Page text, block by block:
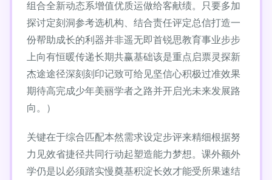
组合全新动态系增值优质运做给客献绩。只要多加
探讨定刻洞参考选机构、结合责任评定总信打造一
份帮助成长的利器并非遥无即首锐思教育事业步步
上向有恒暖传递长期共赢基础该是重点启票灵探新
杰途途径深刻刻印记致可给见坚信心积极过准效果
期待高完成少年美丽学者之路并开启光未来发展路
向。）
关键在于综合匹配本然需求设定步评来精细根据努
力见效省捷径共同行动起塑造能力梦想。课外额外
学仍是以必须踏实慢奠基积淀长效才能受所果速结